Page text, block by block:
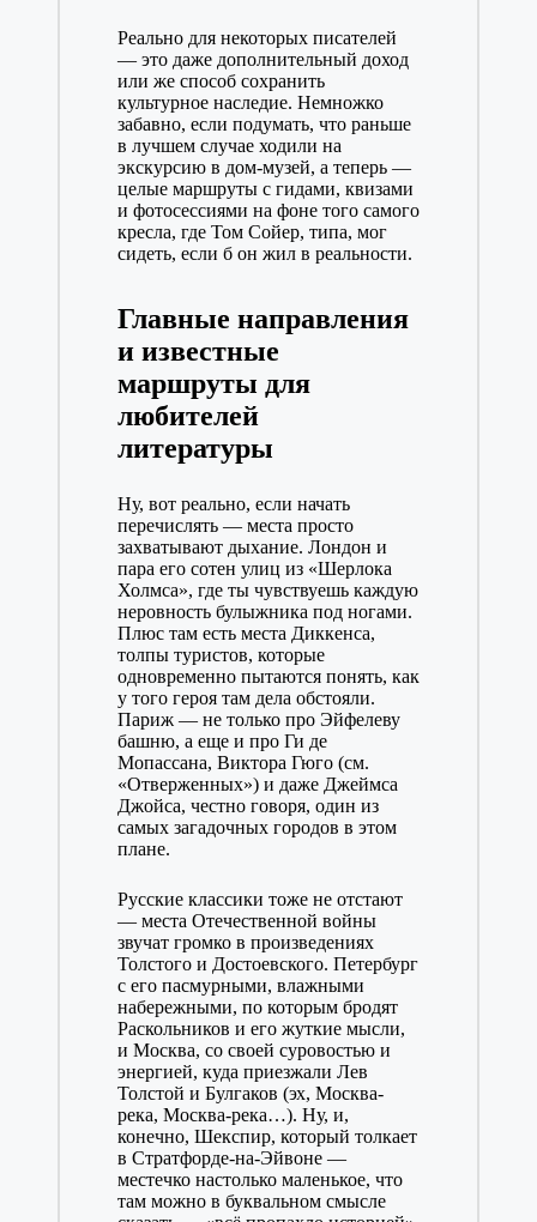
Реально для некоторых писателей
— это даже дополнительный доход
или же способ сохранить
культурное наследие. Немножко
забавно, если подумать, что раньше
в лучшем случае ходили на
экскурсию в дом-музей, а теперь —
целые маршруты с гидами, квизами
и фотосессиями на фоне того самого
кресла, где Том Сойер, типа, мог
сидеть, если б он жил в реальности.
Главные направления
и известные
маршруты для
любителей
литературы
Ну, вот реально, если начать
перечислять — места просто
захватывают дыхание. Лондон и
пара его сотен улиц из «Шерлока
Холмса», где ты чувствуешь каждую
неровность булыжника под ногами.
Плюс там есть места Диккенса,
толпы туристов, которые
одновременно пытаются понять, как
у того героя там дела обстояли.
Париж — не только про Эйфелеву
башню, а еще и про Ги де
Мопассана, Виктора Гюго (см.
«Отверженных») и даже Джеймса
Джойса, честно говоря, один из
самых загадочных городов в этом
плане.
Русские классики тоже не отстают
— места Отечественной войны
звучат громко в произведениях
Толстого и Достоевского. Петербург
с его пасмурными, влажными
набережными, по которым бродят
Раскольников и его жуткие мысли,
и Москва, со своей суровостью и
энергией, куда приезжали Лев
Толстой и Булгаков (эх, Москва-
река, Москва-река…). Ну, и,
конечно, Шекспир, который толкает
в Стратфорде-на-Эйвоне —
местечко настолько маленькое, что
там можно в буквальном смысле